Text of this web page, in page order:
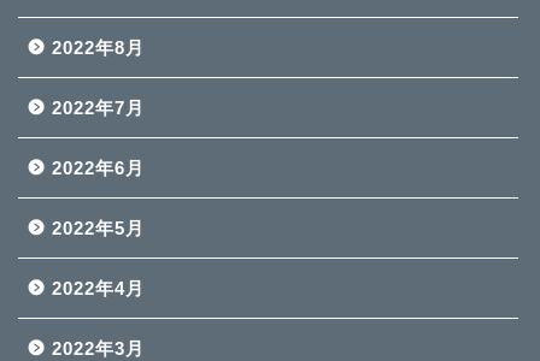
2022年8月
2022年7月
2022年6月
2022年5月
2022年4月
2022年3月